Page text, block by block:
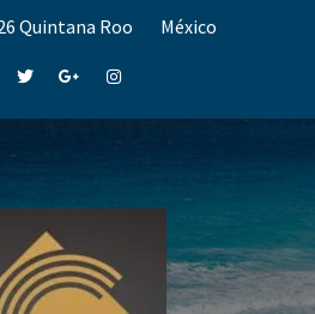
Quintana Roo México
TwitterGoogle+Instagram